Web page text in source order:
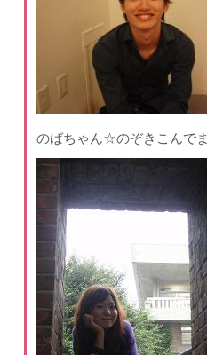
のばちゃん☆のぞきこんで